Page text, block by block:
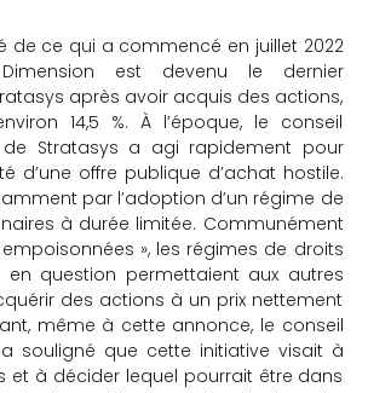
de ce qui a commencé en juillet 2022
est devenu le dernier
après avoir acquis des actions,
14,5 %. À l’époque, le conseil
de Stratasys a agi rapidement pour
d’une offre publique d’achat hostile.
par l’adoption d’un régime de
à durée limitée. Communément
», les régimes de droits
en question permettaient aux autres
des actions à un prix nettement
même à cette annonce, le conseil
a souligné que cette initiative visait à
et à décider lequel pourrait être dans